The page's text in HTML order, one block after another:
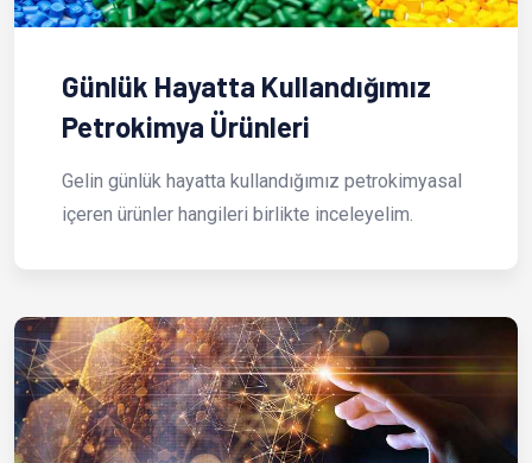
Günlük Hayatta Kullandığımız
Petrokimya Ürünleri
Gelin günlük hayatta kullandığımız petrokimyasal
içeren ürünler hangileri birlikte inceleyelim.